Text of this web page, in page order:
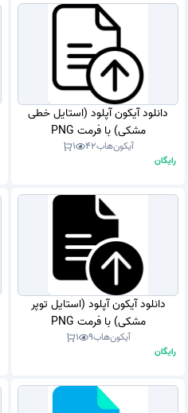
دانلود آیکون آپلود (استایل خطی
مشکی) با فرمت PNG
آیکون‌هاب42
1
رایگان
دانلود آیکون آپلود (استایل توپر
مشکی) با فرمت PNG
آیکون‌هاب9
1
رایگان